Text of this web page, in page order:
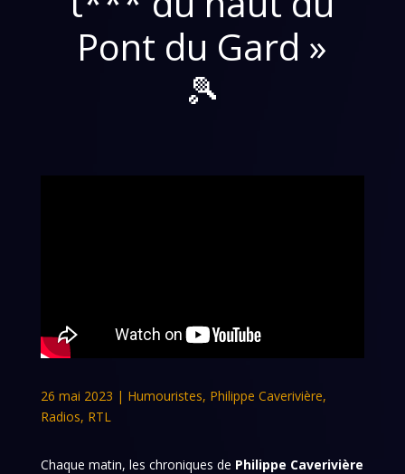
Pont du Gard »
🎾
26 mai 2023 | Humouristes, Philippe Caverivière,
Radios, RTL
Chaque matin, les chroniques de Philippe Caverivière